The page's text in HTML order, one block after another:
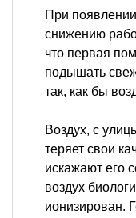
При
снижению
что первая
подышать
так, как бы
Воздух, с
теряет свои
искажают его
воздух
ионизирован.